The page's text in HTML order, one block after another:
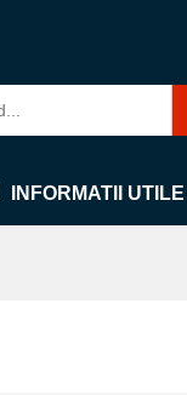
INFORMATII UTILE